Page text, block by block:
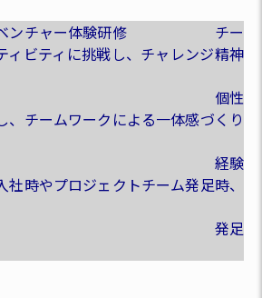
チャー体験研修 チー
ィビティに挑戦し、チャレンジ精神
性
、チームワークによる一体感づくり
験
社時やプロジェクトチーム発足時、
足